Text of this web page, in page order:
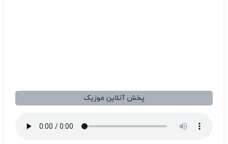
پخش آنلاین موزیک